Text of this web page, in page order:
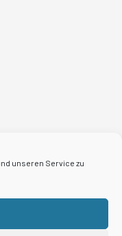
unseren Service zu